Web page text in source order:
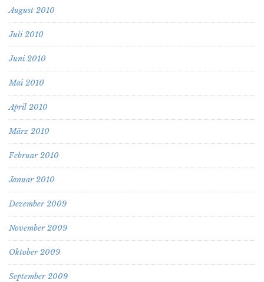
August 2010
Juli 2010
Juni 2010
Mai 2010
April 2010
März 2010
Februar 2010
Januar 2010
Dezember 2009
November 2009
Oktober 2009
September 2009